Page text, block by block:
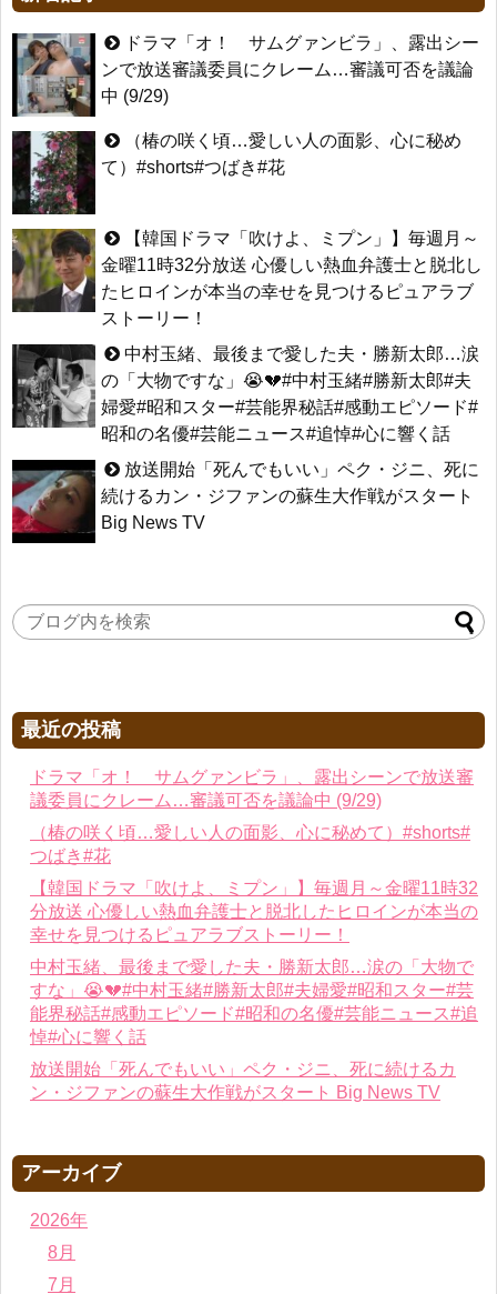
ドラマ「オ！ サムグァンビラ」、露出シー
ンで放送審議委員にクレーム…審議可否を議論
中 (9/29)
（椿の咲く頃…愛しい人の面影、心に秘め
て）#shorts#つばき#花
【韓国ドラマ「吹けよ、ミプン」】毎週月～
金曜11時32分放送 心優しい熱血弁護士と脱北し
たヒロインが本当の幸せを見つけるピュアラブ
ストーリー！
中村玉緒、最後まで愛した夫・勝新太郎…涙
の「大物ですな」😭💔#中村玉緒#勝新太郎#夫
婦愛#昭和スター#芸能界秘話#感動エピソード#
昭和の名優#芸能ニュース#追悼#心に響く話
放送開始「死んでもいい」ペク・ジニ、死に
続けるカン・ジファンの蘇生大作戦がスタート
Big News TV
最近の投稿
ドラマ「オ！ サムグァンビラ」、露出シーンで放送審
議委員にクレーム…審議可否を議論中 (9/29)
（椿の咲く頃…愛しい人の面影、心に秘めて）#shorts#
つばき#花
【韓国ドラマ「吹けよ、ミプン」】毎週月～金曜11時32
分放送 心優しい熱血弁護士と脱北したヒロインが本当の
幸せを見つけるピュアラブストーリー！
中村玉緒、最後まで愛した夫・勝新太郎…涙の「大物で
すな」😭💔#中村玉緒#勝新太郎#夫婦愛#昭和スター#芸
能界秘話#感動エピソード#昭和の名優#芸能ニュース#追
悼#心に響く話
放送開始「死んでもいい」ペク・ジニ、死に続けるカ
ン・ジファンの蘇生大作戦がスタート Big News TV
アーカイブ
2026年
8月
7月